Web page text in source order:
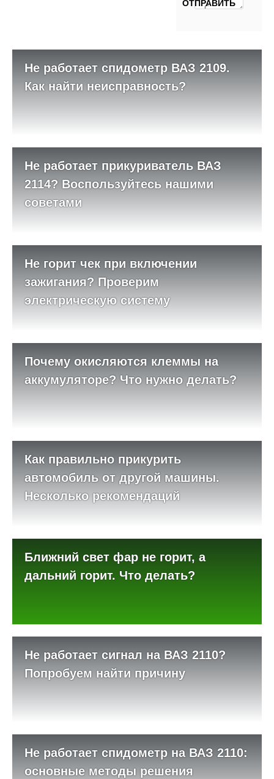
Не работает спидометр ВАЗ 2109.
Как найти неисправность?
Не работает прикуриватель ВАЗ
2114? Воспользуйтесь нашими
советами
Не горит чек при включении
зажигания? Проверим
электрическую систему
Почему окисляются клеммы на
аккумуляторе? Что нужно делать?
Как правильно прикурить
автомобиль от другой машины.
Несколько рекомендаций
Ближний свет фар не горит, а
дальний горит. Что делать?
Не работает сигнал на ВАЗ 2110?
Попробуем найти причину
Не работает спидометр на ВАЗ 2110:
основные методы решения